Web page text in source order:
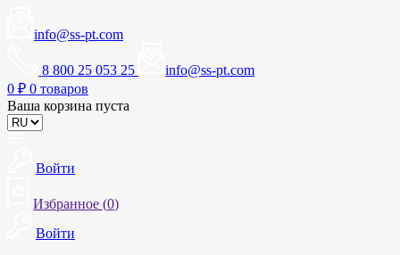
info@ss-pt.com
8 800 25 053 25
info@ss-pt.com
0 ₽ 0 товаров
Ваша корзина пуста
Войти
Избранное (0)
Войти